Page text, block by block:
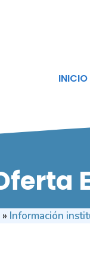
INICIO
» Información